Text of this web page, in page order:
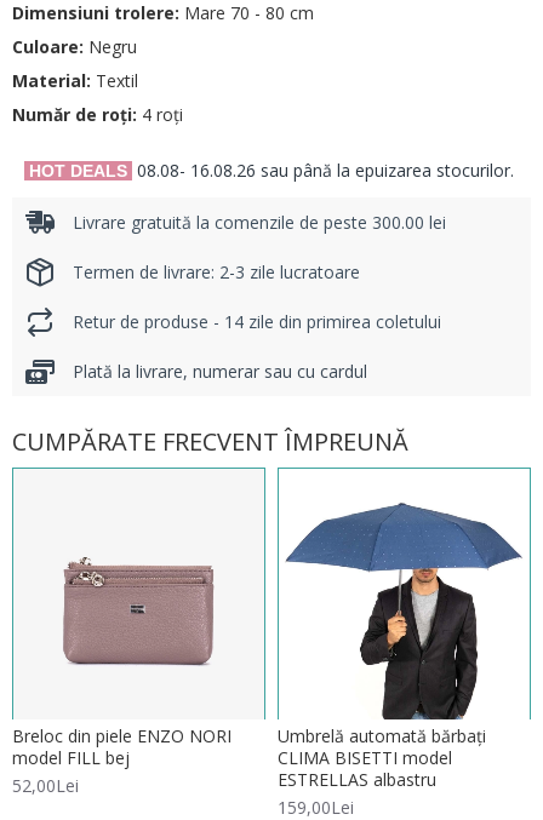
Dimensiuni trolere: Mare 70 - 80 cm
Culoare: Negru
Material: Textil
Număr de roți: 4 roți
Livrare gratuită la comenzile de peste 300.00 lei
Termen de livrare: 2-3 zile lucratoare
Retur de produse - 14 zile din primirea coletului
Plată la livrare, numerar sau cu cardul
CUMPĂRATE FRECVENT ÎMPREUNĂ
Breloc din piele ENZO NORI
model FILL bej
52,00Lei
Umbrelă automată bărbați
CLIMA BISETTI model
ESTRELLAS albastru
159,00Lei
HOT DEALS 08.08- 16.08.26 sau până la epuizarea stocurilor.